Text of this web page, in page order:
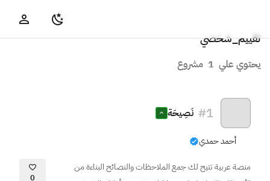
تقييم_شخصي
يحتوي علي 1 مشروع
#1 نَصِيحَة
أحمد حمدي
منصة عربية تتيح لك جمع الملاحظات والنصائح البناءة من
0